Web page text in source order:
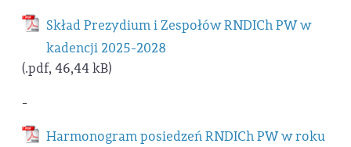
Skład Prezydium i Zespołów RNDICh PW w
kadencji 2025-2028
(.pdf, 46,44 kB)
-
Harmonogram posiedzeń RNDICh PW w roku